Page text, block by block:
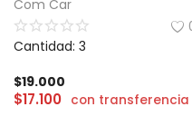
CÁMARAS
INFANTIL
Com Car
Cantidad: 3
$19.000
$17.100 con transferencia